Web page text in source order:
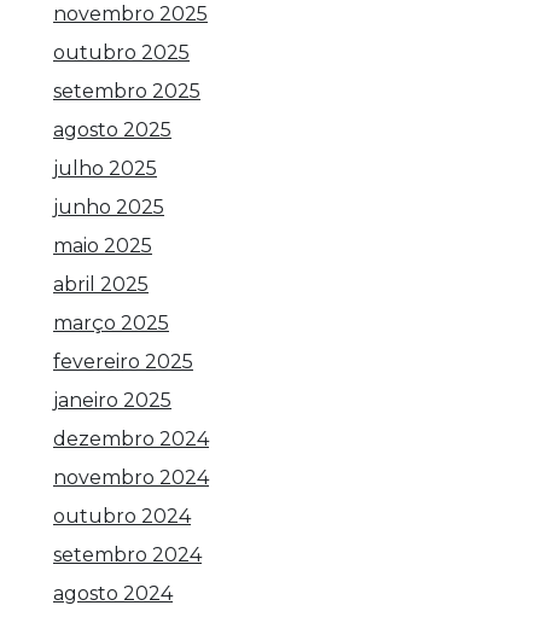
novembro 2025
outubro 2025
setembro 2025
agosto 2025
julho 2025
junho 2025
maio 2025
abril 2025
março 2025
fevereiro 2025
janeiro 2025
dezembro 2024
novembro 2024
outubro 2024
setembro 2024
agosto 2024